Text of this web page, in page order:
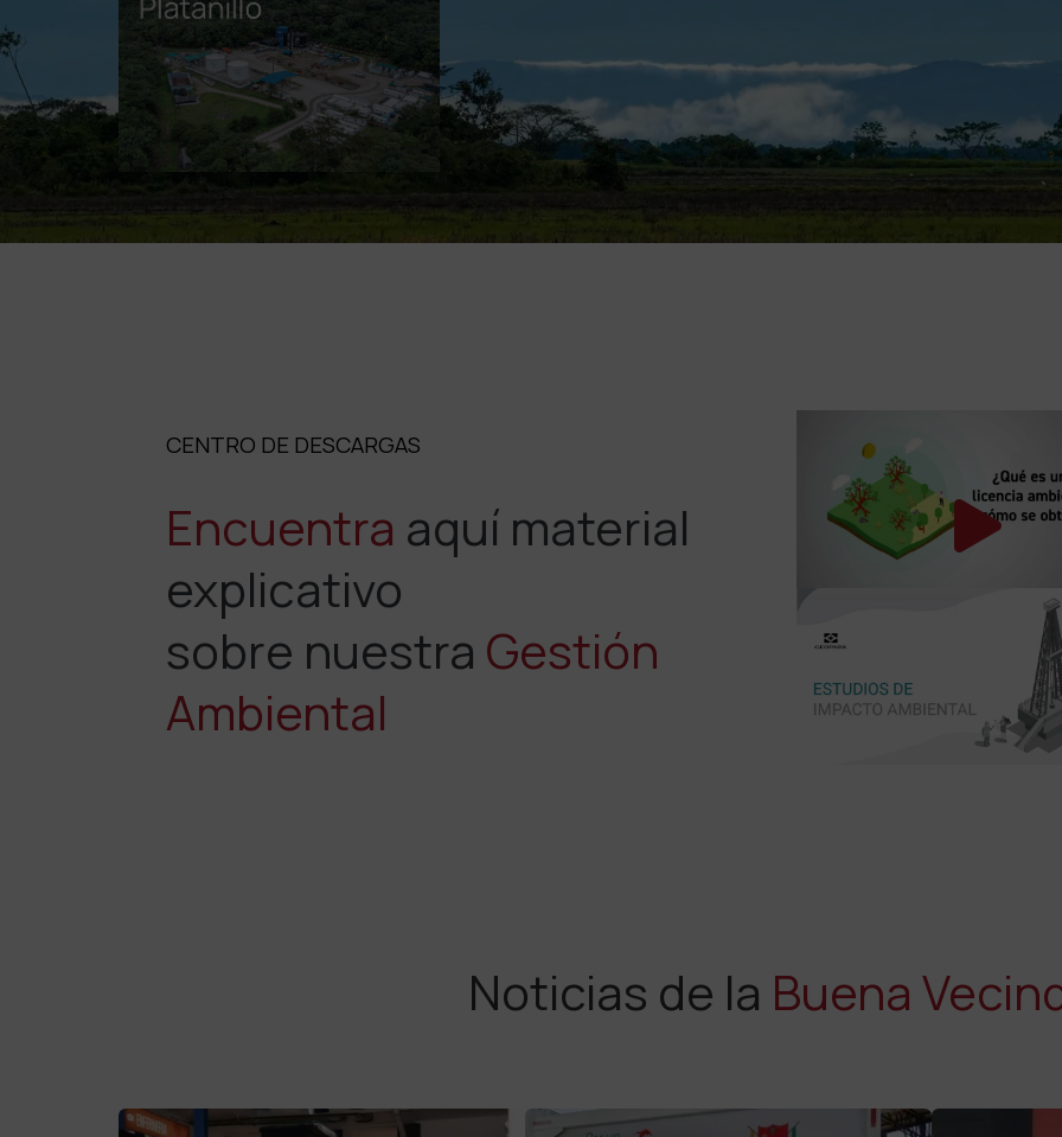
CENTRO DE DESCARGAS
Encuentra aquí material
explicativo
sobre nuestra Gestión
Ambiental
Noticias de la Buena